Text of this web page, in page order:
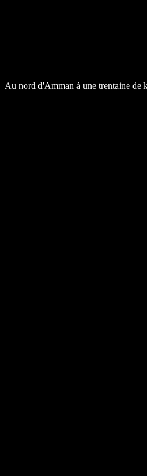
Au nord d'Amman à une trentaine de